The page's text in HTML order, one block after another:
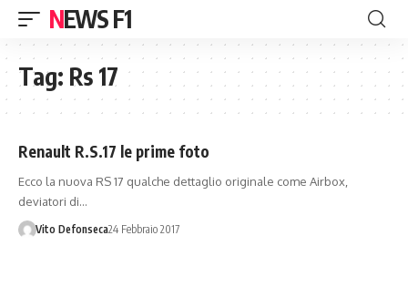
NEWS F1
Tag: Rs 17
Renault R.S.17 le prime foto
Ecco la nuova RS 17 qualche dettaglio originale come Airbox,
deviatori di…
Vito Defonseca24 Febbraio 2017